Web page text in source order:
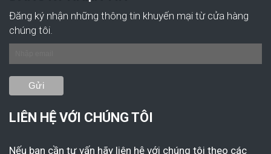
Đăng ký nhận những thông tin khuyến mại từ cửa hàng
chúng tôi.
LIÊN HỆ VỚI CHÚNG TÔI
Nếu bạn cần tư vấn hãy liên hệ với chúng tôi theo các